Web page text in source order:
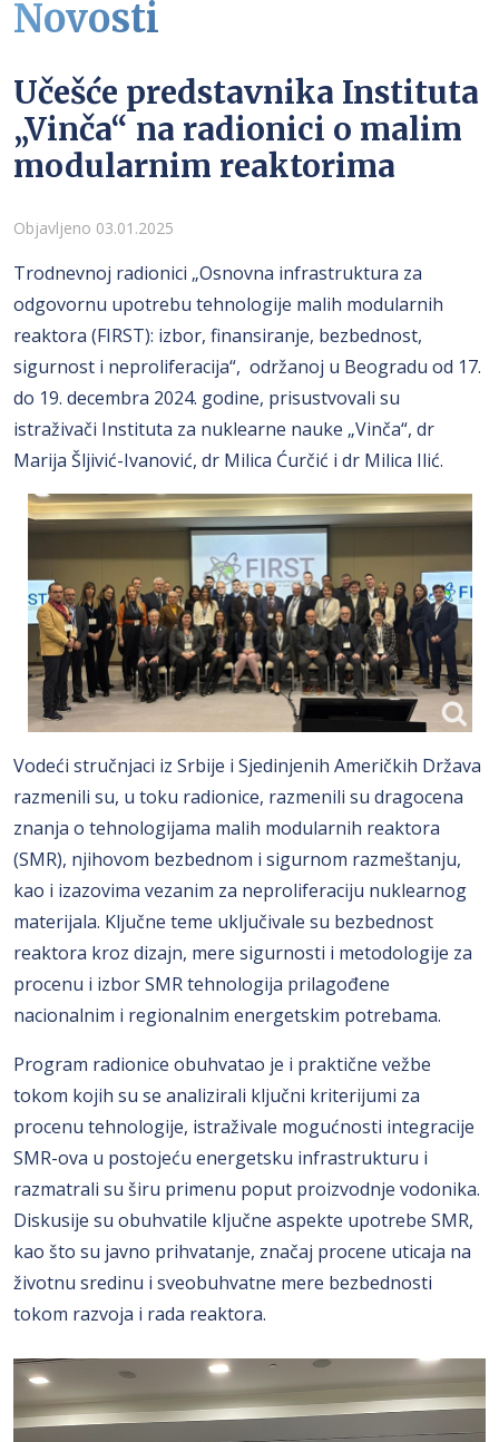
Novosti
Učešće predstavnika Instituta
„Vinča“ na radionici o malim
modularnim reaktorima
Detalji
Objavljeno 03.01.2025
Trodnevnoj radionici „Osnovna infrastruktura za
odgovornu upotrebu tehnologije malih modularnih
reaktora (FIRST): izbor, finansiranje, bezbednost,
sigurnost i neproliferacija“, održanoj u Beogradu od 17.
do 19. decembra 2024. godine, prisustvovali su
istraživači Instituta za nuklearne nauke „Vinča“, dr
Marija Šljivić-Ivanović, dr Milica Ćurčić i dr Milica Ilić.
Vodeći stručnjaci iz Srbije i Sjedinjenih Američkih Država
razmenili su, u toku radionice, razmenili su dragocena
znanja o tehnologijama malih modularnih reaktora
(SMR), njihovom bezbednom i sigurnom razmeštanju,
kao i izazovima vezanim za neproliferaciju nuklearnog
materijala. Ključne teme uključivale su bezbednost
reaktora kroz dizajn, mere sigurnosti i metodologije za
procenu i izbor SMR tehnologija prilagođene
nacionalnim i regionalnim energetskim potrebama.
Program radionice obuhvatao je i praktične vežbe
tokom kojih su se analizirali ključni kriterijumi za
procenu tehnologije, istraživale mogućnosti integracije
SMR-ova u postojeću energetsku infrastrukturu i
razmatrali su širu primenu poput proizvodnje vodonika.
Diskusije su obuhvatile ključne aspekte upotrebe SMR,
kao što su javno prihvatanje, značaj procene uticaja na
životnu sredinu i sveobuhvatne mere bezbednosti
tokom razvoja i rada reaktora.